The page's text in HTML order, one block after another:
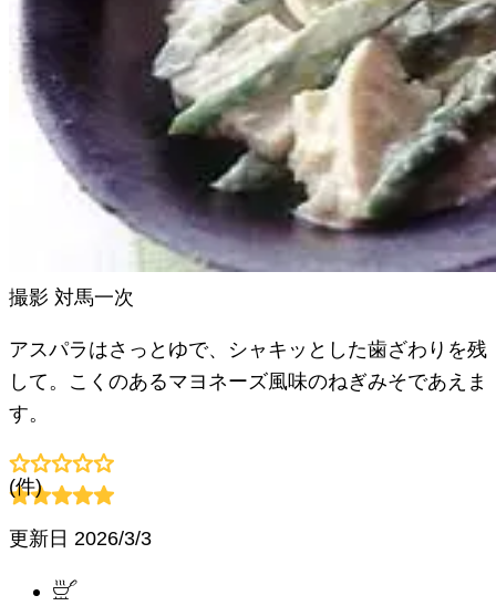
撮影 対馬一次
アスパラはさっとゆで、シャキッとした歯ざわりを残
して。こくのあるマヨネーズ風味のねぎみそであえま
す。
(件)
更新日 2026/3/3